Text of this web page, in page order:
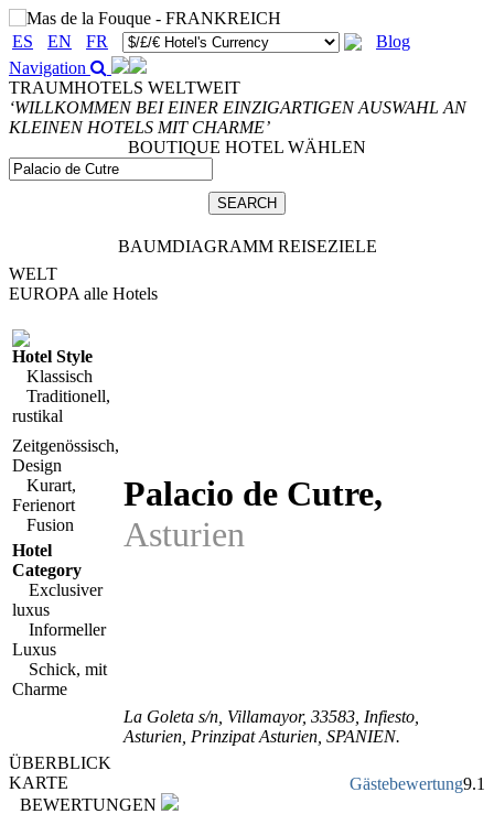
ES EN FR
Blog
Navigation
TRAUMHOTELS WELTWEIT
‘WILLKOMMEN BEI EINER EINZIGARTIGEN AUSWAHL AN
KLEINEN HOTELS MIT CHARME’
BOUTIQUE HOTEL WÄHLEN
BAUMDIAGRAMM REISEZIELE
WELT
EUROPA alle Hotels
Hotel Style
Klassisch
Traditionell,
rustikal
Zeitgenössisch,
Design
Kurart,
Ferienort
Fusion
Hotel
Category
Exclusiver
luxus
Informeller
Luxus
Schick, mit
Charme
Palacio de Cutre,
Asturien
La Goleta s/n, Villamayor, 33583 , Infiesto,
Asturien Prinzipat Asturien SPANIEN.
Gästebewertung9.1
ÜBERBLICK
KARTE
BEWERTUNGEN